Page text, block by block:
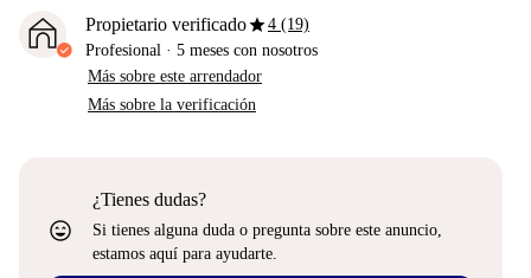
Propietario verificadostar4 (19)
Profesional · 5 meses con nosotros
Más sobre este arrendador
Más sobre la verificación
sentiment_very_satisfied
¿Tienes dudas?
Si tienes alguna duda o pregunta sobre este anuncio,
estamos aquí para ayudarte.